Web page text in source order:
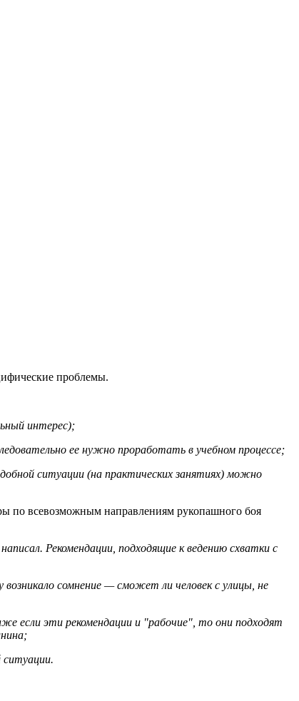
проблемы.
интерес);
ее нужно проработать в учебном процессе;
ситуации (на практических занятиях) можно
по всевозможным направлениям рукопашного боя
Рекомендации, подходящие к ведению схватки с
сомнение — сможет ли человек с улицы, не
если эти рекомендации и "рабочие", то они подходят